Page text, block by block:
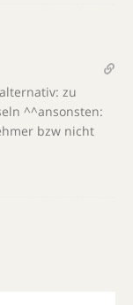
zu
^^ansonsten:
bzw nicht